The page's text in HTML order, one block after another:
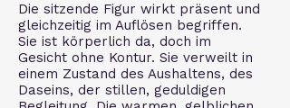
Die sitzende Figur wirkt präsent und
gleichzeitig im Auflösen begriffen.
Sie ist körperlich da, doch im
Gesicht ohne Kontur. Sie verweilt in
einem Zustand des Aushaltens, des
Daseins, der stillen, geduldigen